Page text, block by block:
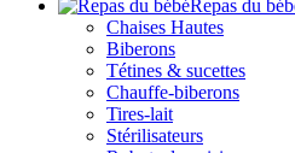
Repas du
Chaises Hautes
Biberons
Tétines & sucettes
Chauffe-biberons
Tires-lait
Stérilisateurs